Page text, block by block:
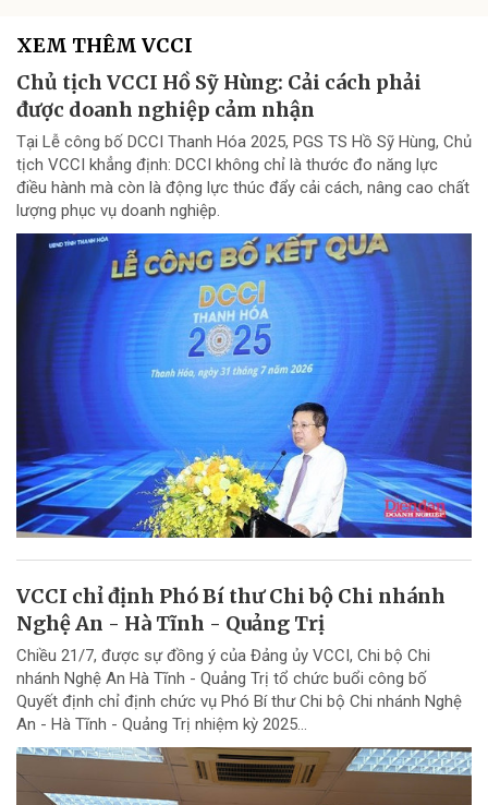
XEM THÊM VCCI
Chủ tịch VCCI Hồ Sỹ Hùng: Cải cách phải
được doanh nghiệp cảm nhận
Tại Lễ công bố DCCI Thanh Hóa 2025, PGS TS Hồ Sỹ Hùng, Chủ
tịch VCCI khẳng định: DCCI không chỉ là thước đo năng lực
điều hành mà còn là động lực thúc đẩy cải cách, nâng cao chất
lượng phục vụ doanh nghiệp.
VCCI chỉ định Phó Bí thư Chi bộ Chi nhánh
Nghệ An - Hà Tĩnh - Quảng Trị
Chiều 21/7, được sự đồng ý của Đảng ủy VCCI, Chi bộ Chi
nhánh Nghệ An Hà Tĩnh - Quảng Trị tổ chức buổi công bố
Quyết định chỉ định chức vụ Phó Bí thư Chi bộ Chi nhánh Nghệ
An - Hà Tĩnh - Quảng Trị nhiệm kỳ 2025...